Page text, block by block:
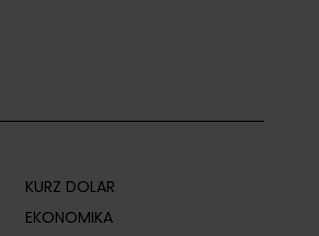
KURZ DOLAR
EKONOMIKA